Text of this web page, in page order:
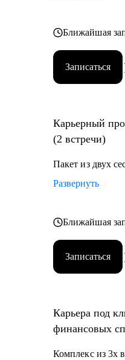
Ближайшая
Записаться
Карьерный
(2 встречи)
Пакет из двух
Развернуть
Ближайшая
Записаться
Карьера под
финансовых
Комплекс из 3х